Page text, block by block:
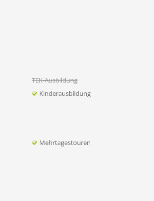
TEK-Ausbildung
Kinderausbildung
Mehrtagestouren